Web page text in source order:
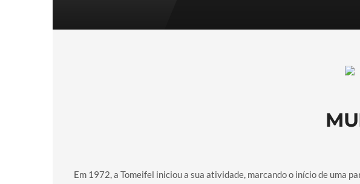
Em 1972, a Tomeifel iniciou a sua atividade, marcando o início de uma